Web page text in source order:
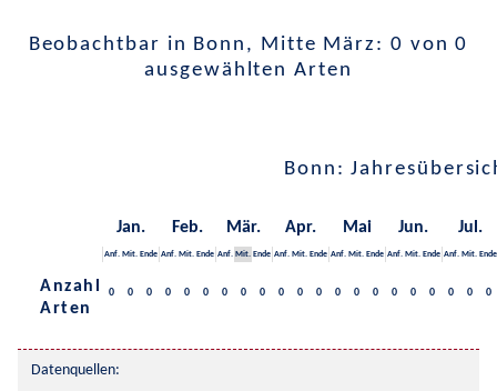
Beobachtbar in Bonn, Mitte März: 0 von 0
ausgewählten Arten
Bonn:
Jan. Feb. Mär. Apr. Mai Jun. Jul.
Anf. Mit. Ende Anf. Mit. Ende Anf. Mit. Ende Anf. Mit. Ende Anf. Mit. Ende Anf. Mit. Ende Anf. Mit. Ende
Anzahl
Arten
0 0 0 0 0 0 0 0 0 0 0 0 0 0 0 0 0 0 0 0 0
Datenquellen: